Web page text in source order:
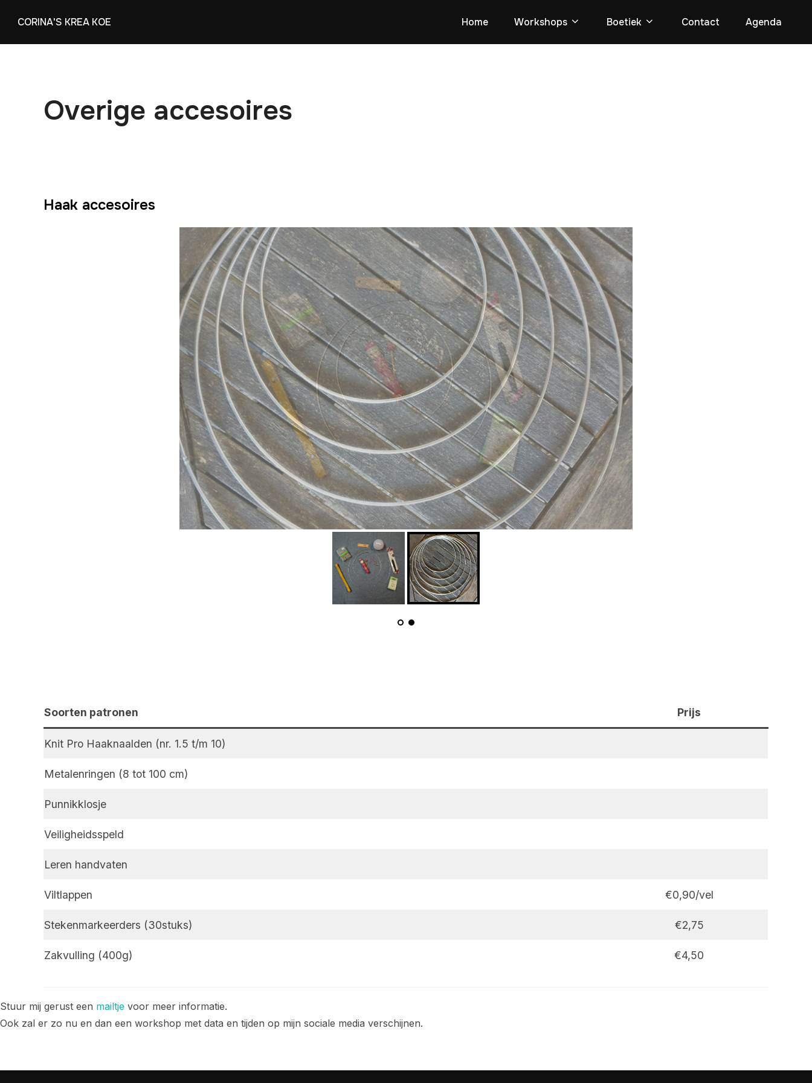
CORINA'S KREA KOE Home Workshops Boetiek Contact Agenda
Overige accesoires
Haak accesoires
Soorten patronen Prijs
Knit Pro Haaknaalden (nr. 1.5 t/m 10)
Metalenringen (8 tot 100 cm)
Punnikklosje
Veiligheidsspeld
Leren handvaten
Viltlappen €0,90/vel
Stekenmarkeerders (30stuks) €2,75
Zakvulling (400g) €4,50
Stuur mij gerust een mailtje voor meer informatie.
Ook zal er zo nu en dan een workshop met data en tijden op mijn sociale media verschijnen.